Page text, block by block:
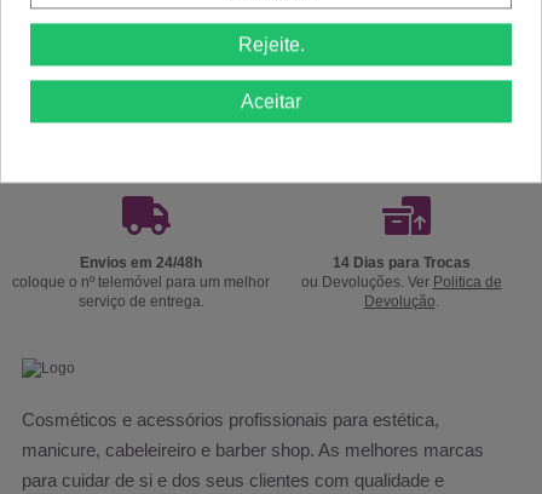
Portes Grátis
Precisa de ajuda?
Envios em 24/48h
coloque o nº telemóvel para um melhor
serviço de entrega.
14 Dias para Trocas
ou Devoluções. Ver Politica de
Devolução.
Cosméticos e acessórios profissionais para estética,
manicure, cabeleireiro e barber shop. As melhores marcas
para cuidar de si e dos seus clientes com qualidade e
Rejeite.
Aceitar